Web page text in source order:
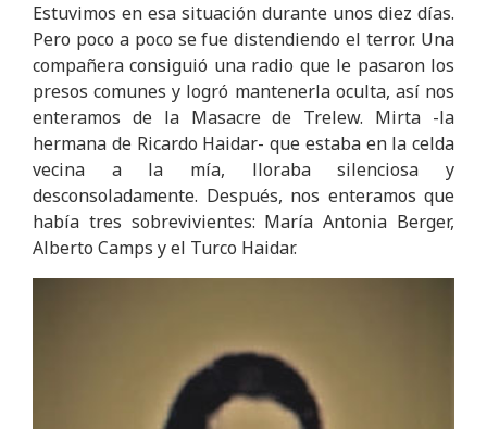
Estuvimos en esa situación durante unos diez días.
Pero poco a poco se fue distendiendo el terror. Una
compañera consiguió una radio que le pasaron los
presos comunes y logró mantenerla oculta, así nos
enteramos de la Masacre de Trelew. Mirta -la
hermana de Ricardo Haidar- que estaba en la celda
vecina a la mía, lloraba silenciosa y
desconsoladamente. Después, nos enteramos que
había tres sobrevivientes: María Antonia Berger,
Alberto Camps y el Turco Haidar.